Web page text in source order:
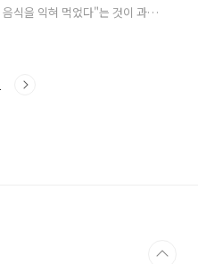
식을 익혀 먹었다"는 것이 과학
는 에너지가 두뇌로 갔기 때문
는 아직도, 잔인한 침팬지나 우